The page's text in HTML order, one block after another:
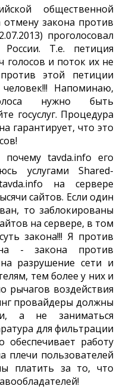
общественной
закона против
проголосовал
Т.е. петиция
голосов и поток их не
этой петиции
Напоминаю,
нужно быть
госуслуг. Процедура
гарантирует, что это
tavda.info его
услугами Shared-
на сервере
сайтов. Если один
то заблокированы
на сервере, в том
закона!!! Я против
- закона против
разрушение сети и
тем более у них и
рычагов воздействия
провайдеры должны
а не заниматься
для фильтрации
работу
плечи пользователей
платить за то, что